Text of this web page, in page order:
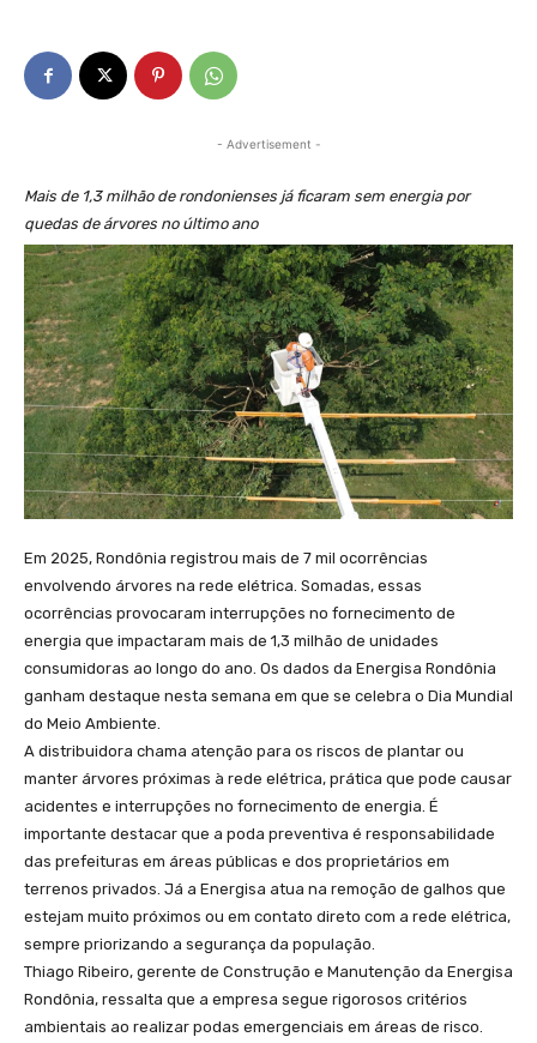
- Advertisement -
Mais de 1,3 milhão de rondonienses já ficaram sem energia por
quedas de árvores no último ano
Em 2025, Rondônia registrou mais de 7 mil ocorrências
envolvendo árvores na rede elétrica. Somadas, essas
ocorrências provocaram interrupções no fornecimento de
energia que impactaram mais de 1,3 milhão de unidades
consumidoras ao longo do ano. Os dados da Energisa Rondônia
ganham destaque nesta semana em que se celebra o Dia Mundial
do Meio Ambiente.
A distribuidora chama atenção para os riscos de plantar ou
manter árvores próximas à rede elétrica, prática que pode causar
acidentes e interrupções no fornecimento de energia. É
importante destacar que a poda preventiva é responsabilidade
das prefeituras em áreas públicas e dos proprietários em
terrenos privados. Já a Energisa atua na remoção de galhos que
estejam muito próximos ou em contato direto com a rede elétrica,
sempre priorizando a segurança da população.
Thiago Ribeiro, gerente de Construção e Manutenção da Energisa
Rondônia, ressalta que a empresa segue rigorosos critérios
ambientais ao realizar podas emergenciais em áreas de risco.